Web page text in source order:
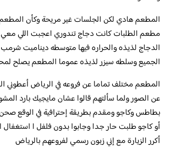
المطعم هادي لكن الجلسات غير مريحة وكأن
مطعم الطلبات كانت دجاج تندوري اعجبت اللي معي
الدجاج لذيذه والحراره فيها متوسطه ديناميت شرمب
الجميع وسلطه سيزر لذيذه عموما المطعم يصلح
المطعم مختلف تماما عن فروعه في الرياض أعطوني
عن الصور ولما سألتهم قالوا عشان مايجيك بارد
بطاطس وكاجو ومقدم بطريقة إحترافية في الوقع
أو كاجو طلبت حار جدا وجابوا بدون فلفل ا
أكرر الزيارة مع إني زبون رسمي لفروعهم بالرياض